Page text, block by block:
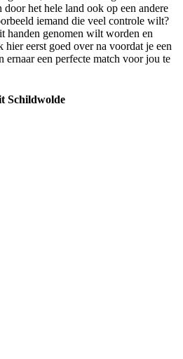
door het hele land ook op een andere
iemand die veel controle wilt?
handen genomen wilt worden en
hier eerst goed over na voordat je een
ernaar een perfecte match voor jou te
Schildwolde